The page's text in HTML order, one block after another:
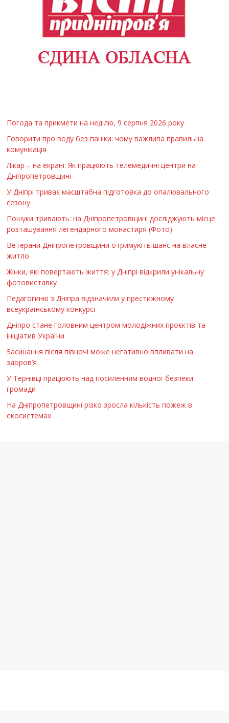
Погода та прикмети на неділю, 9 серпня 2026 року
Говорити про воду без паніки: чому важлива правильна
комунікація
Лікар – на екрані: Як працюють телемедичні центри на
Дніпропетровщині
У Дніпрі триває масштабна підготовка до опалювального
сезону
Пошуки тривають: на Дніпропетровщині досліджують місце
розташування легендарного монастиря (Фото)
Ветерани Дніпропетровщини отримують шанс на власне
житло
Жінки, які повертають життя: у Дніпрі відкрили унікальну
фотовиставку
Педагогиню з Дніпра відзначили у престижному
всеукраїнському конкурсі
Дніпро стане головним центром молодіжних проєктів та
ініціатив України
Засинання після півночі може негативно впливати на
здоров’я
У Тернівці працюють над посиленням водної безпеки
громади
На Дніпропетровщині різко зросла кількість пожеж в
екосистемах